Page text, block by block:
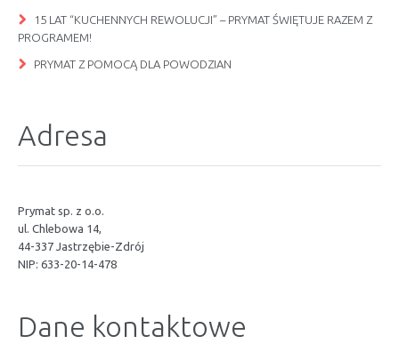
15 LAT “KUCHENNYCH REWOLUCJI” – PRYMAT ŚWIĘTUJE RAZEM Z
PROGRAMEM!
PRYMAT Z POMOCĄ DLA POWODZIAN
Adresa
Prymat sp. z o.o.
ul. Chlebowa 14,
44-337 Jastrzębie-Zdrój
NIP: 633-20-14-478
Dane kontaktowe